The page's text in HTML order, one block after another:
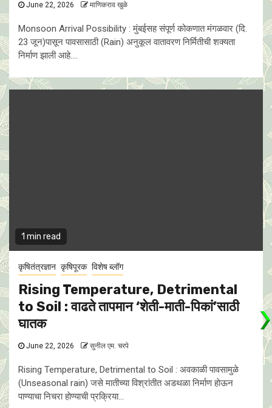
June 22, 2026 माणिकराव खुळे
Monsoon Arrival Possibility : मुंबईसह संपूर्ण कोकणात मंगळवार (दि.
23 जून)पासून पावसासाठी (Rain) अनुकूल वातावरण निर्मितीची शक्यता
निर्माण झाली आहे....
1 min read
कृषितंत्रज्ञान कृषिपूरक विशेष ब्लॉग
Rising Temperature, Detrimental
to Soil : वाढते तापमान ‘शेती-माती-पिकां’साठी
घातक
June 22, 2026 सुनील एम. चरपे
Rising Temperature, Detrimental to Soil : अवकाळी पावसामुळे
(Unseasonal rain) जसे मातीच्या विश्रांतीत अडथळा निर्माण हाेऊन
पाण्याचा निचरा हाेण्याची प्रक्रिया...